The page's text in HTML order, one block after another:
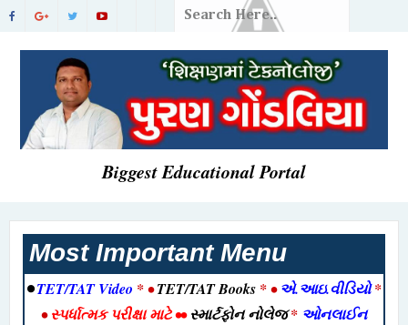
Biggest Educational Portal
Most Important Menu
•TET/TAT Video * •TET/TAT Books * •એ.આઇ.વીડિયો*
•સ્પર્ધાત્મક પરીક્ષા માટે••સ્માર્ટફોન નોલેજ* ઓનલાઈન